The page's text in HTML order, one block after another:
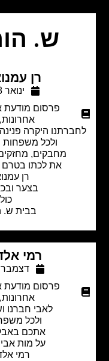
ש.
רן עמנואל
ינואר 18, 2026
פרסום מודעת אבל
אחרונות,ש.
היקרה פנינה, עומר
ולכל משפחות שפר
מחבקים, מחזקים
את לכתו בטרם עת של
רן עמנואל ז"ל
בצער ובכאב
בבית ש. הורוביץ.
רמי אלדור
דצמבר 31, 2025
פרסום מודעת אבל
אחרונות,ש.
לאבי חברנו ושותפנו
ולכל משפחת
אתכם באבלכם
על מות אבי
רמי אלדור ז"ל